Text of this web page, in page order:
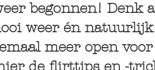
begonnen! Denk
weer én natuurlijk
meer open
de flirttips en -